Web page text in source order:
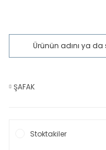
ŞAFAK
Stoktakiler